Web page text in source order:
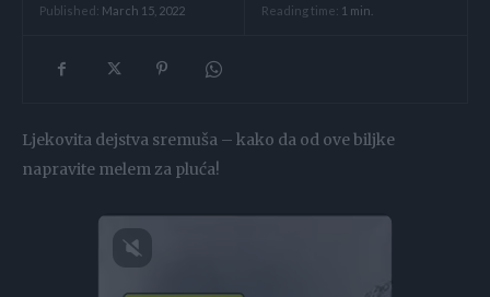
Published: March 15, 2022 Reading time: 1 min.
Ljekovita dejstva sremuša – kako da od ove biljke
napravite melem za pluća!